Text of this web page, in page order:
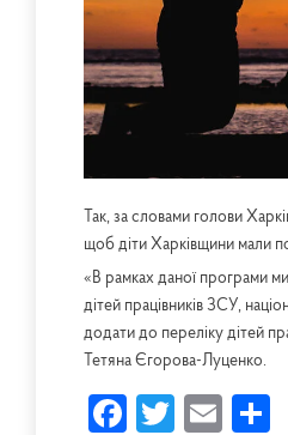
Так, за словами голови
щоб діти Харківщини мали
«В рамках даної програми
дітей працівників ЗСУ,
додати до переліку дітей
Тетяна Єгорова-Луценко.
Facebook
Twitter
Email